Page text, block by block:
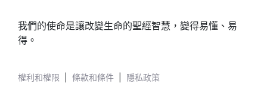
我們的使命是讓改變生命的聖經智慧，變得易懂、易
得。
權利和權限 條款和條件 隱私政策